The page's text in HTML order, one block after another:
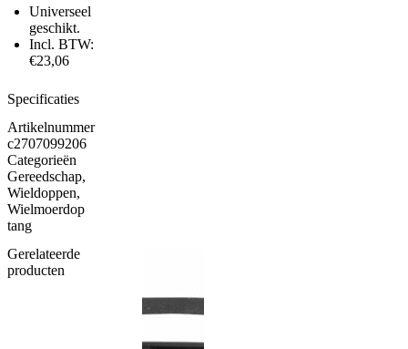
Universeel
geschikt.
Incl. BTW:
€23,06
Specificaties
Artikelnummer
c2707099206
Categorieën
Gereedschap,
Wieldoppen,
Wielmoerdop
tang
Gerelateerde
producten